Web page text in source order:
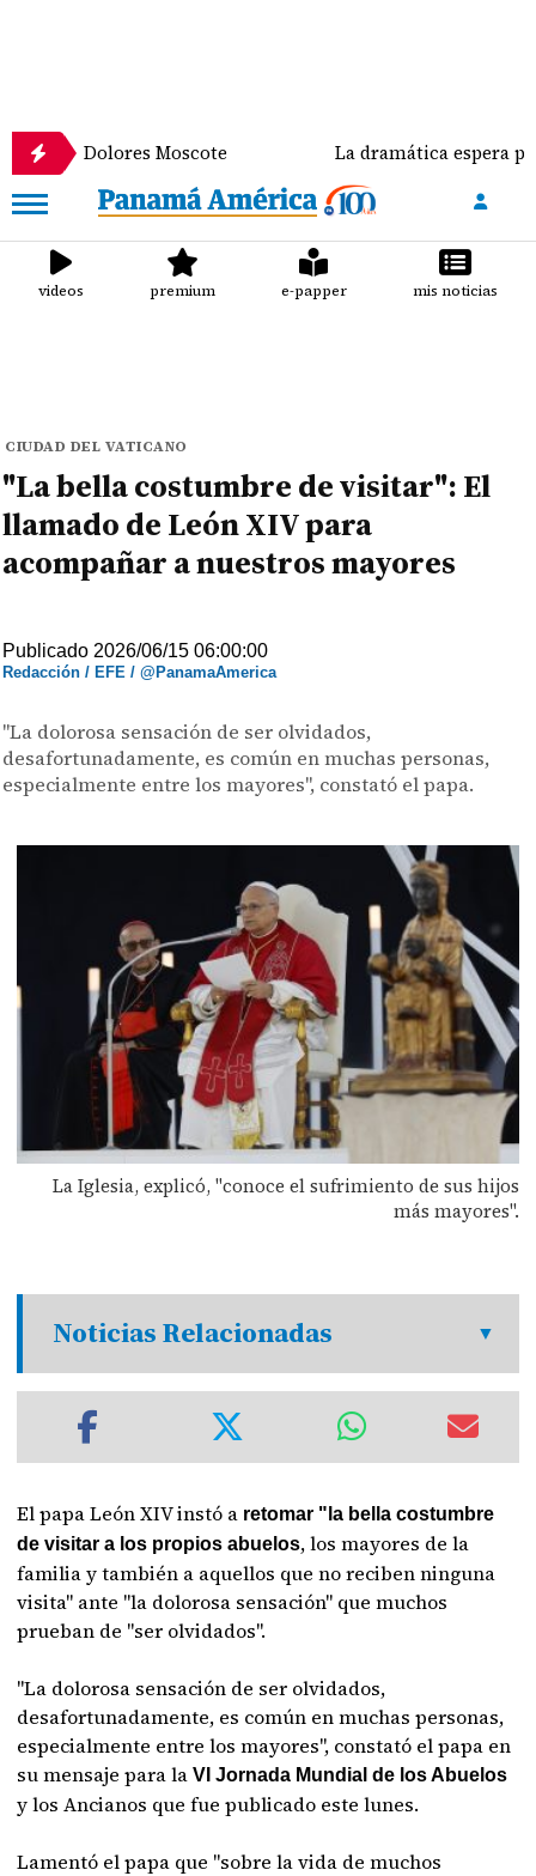
Moscote La dramática espera por un
videos premium e-papper mis noticias
CIUDAD DEL VATICANO
"La bella costumbre de visitar": El
llamado de León XIV para
acompañar a nuestros mayores
Publicado 2026/06/15 06:00:00
Redacción / EFE / @PanamaAmerica
"La dolorosa sensación de ser olvidados,
desafortunadamente, es común en muchas personas,
especialmente entre los mayores", constató el papa.
La Iglesia, explicó, "conoce el sufrimiento de sus hijos
más mayores".
Noticias Relacionadas
El papa León XIV instó a retomar "la bella costumbre
de visitar a los propios abuelos, los mayores de la
familia y también a aquellos que no reciben ninguna
visita" ante "la dolorosa sensación" que muchos
prueban de "ser olvidados".
"La dolorosa sensación de ser olvidados,
desafortunadamente, es común en muchas personas,
especialmente entre los mayores", constató el papa en
su mensaje para laVI Jornada Mundial de los Abuelos
y los Ancianos que fue publicado este lunes.
Lamentó el papa que "sobre la vida de muchos